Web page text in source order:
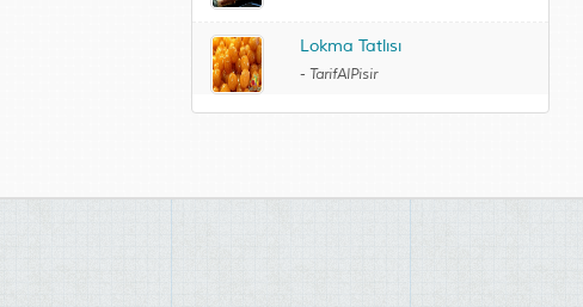
Lokma Tatlısı
- TarifAlPisir